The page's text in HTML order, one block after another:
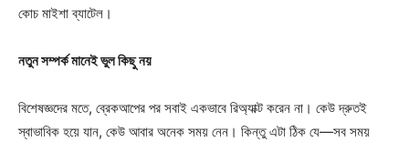
কোচ মাইশা ব্যাটেল।
নতুন সম্পর্ক মানেই ভুল কিছু নয়
বিশেষজ্ঞদের মতে, ব্রেকআপের পর সবাই একভাবে রিঅ্যাক্ট করেন না। কেউ দ্রুতই
স্বাভাবিক হয়ে যান, কেউ আবার অনেক সময় নেন। কিন্তু এটা ঠিক যে—সব সময়